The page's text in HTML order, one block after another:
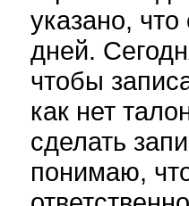
указано,
дней.
чтобы
как нет
сделать
понимаю,